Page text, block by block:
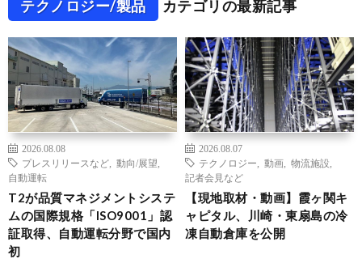
テクノロジー/製品 カテゴリの最新記事
2026.08.08
プレスリリースなど
動向/展望
自動運転
T2が品質マネジメントシステ
ムの国際規格「ISO9001」認
証取得、自動運転分野で国内
初
2026.08.07
テクノロジー
動画 物流施設
記者会見など
【現地取材・動画】霞ヶ関キ
ャピタル、川崎・東扇島の冷
凍自動倉庫を公開